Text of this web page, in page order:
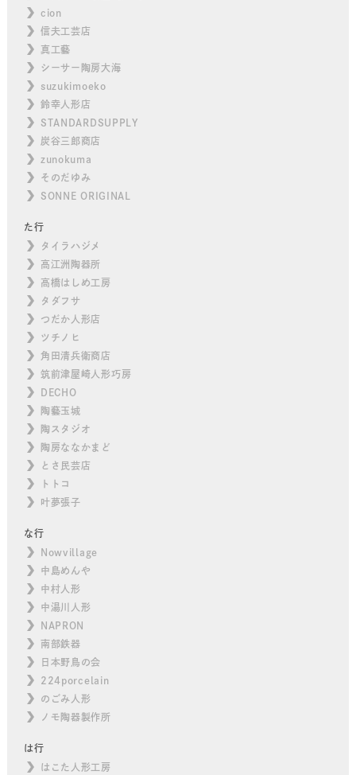
cion
信夫工芸店
真工藝
シーサー陶房大海
suzukimoeko
鈴幸人形店
STANDARDSUPPLY
炭谷三郎商店
zunokuma
そのだゆみ
SONNE ORIGINAL
た行
タイラハジメ
高江洲陶器所
高橋はしめ工房
タダフサ
つだか人形店
ツチノヒ
角田清兵衛商店
筑前津屋崎人形巧房
DECHO
陶藝玉城
陶スタジオ
陶房ななかまど
とさ民芸店
トトコ
叶夢張子
な行
Nowvillage
中島めんや
中村人形
中湯川人形
NAPRON
南部鉄器
日本野鳥の会
224porcelain
のごみ人形
ノモ陶器製作所
は行
はこた人形工房